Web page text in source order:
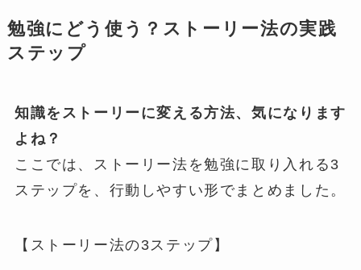
勉強にどう使う？ストーリー法の実践
ステップ
知識をストーリーに変える方法、気になります
よね？
ここでは、ストーリー法を勉強に取り入れる3
ステップを、行動しやすい形でまとめました。
【ストーリー法の3ステップ】